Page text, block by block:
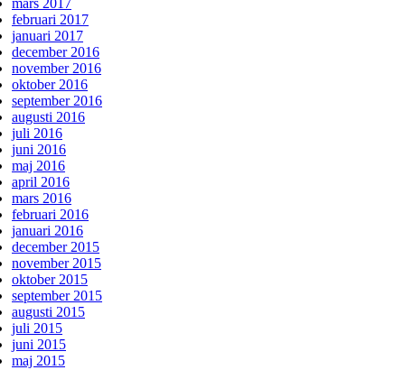
mars 2017
februari 2017
januari 2017
december 2016
november 2016
oktober 2016
september 2016
augusti 2016
juli 2016
juni 2016
maj 2016
april 2016
mars 2016
februari 2016
januari 2016
december 2015
november 2015
oktober 2015
september 2015
augusti 2015
juli 2015
juni 2015
maj 2015